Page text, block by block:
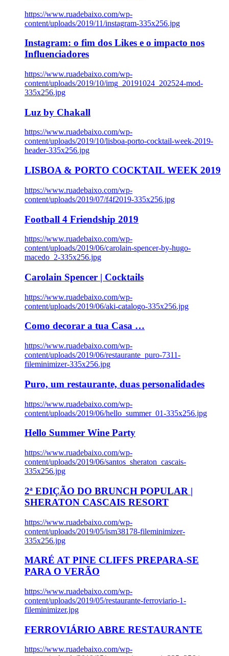
https://www.ruadebaixo.com/wp-
content/uploads/2019/11/instagram-335x256.jpg
Instagram: o fim dos Likes e o impacto nos
Influenciadores
https://www.ruadebaixo.com/wp-
content/uploads/2019/10/img_20191024_202524-mod-
335x256.jpg
Luz by Chakall
https://www.ruadebaixo.com/wp-
content/uploads/2019/10/lisboa-porto-cocktail-week-2019-
header-335x256.jpg
LISBOA & PORTO COCKTAIL WEEK 2019
https://www.ruadebaixo.com/wp-
content/uploads/2019/07/f4f2019-335x256.jpg
Football 4 Friendship 2019
https://www.ruadebaixo.com/wp-
content/uploads/2019/06/carolain-spencer-by-hugo-
macedo_2-335x256.jpg
Carolain Spencer | Cocktails
https://www.ruadebaixo.com/wp-
content/uploads/2019/06/aki-catalogo-335x256.jpg
Como decorar a tua Casa …
https://www.ruadebaixo.com/wp-
content/uploads/2019/06/restaurante_puro-7311-
fileminimizer-335x256.jpg
Puro, um restaurante, duas personalidades
https://www.ruadebaixo.com/wp-
content/uploads/2019/06/hello_summer_01-335x256.jpg
Hello Summer Wine Party
https://www.ruadebaixo.com/wp-
content/uploads/2019/06/santos_sheraton_cascais-
335x256.jpg
2ª EDIÇÃO DO BRUNCH POPULAR |
SHERATON CASCAIS RESORT
https://www.ruadebaixo.com/wp-
content/uploads/2019/05/ism38178-fileminimizer-
335x256.jpg
MARÉ AT PINE CLIFFS PREPARA-SE
PARA O VERÃO
https://www.ruadebaixo.com/wp-
content/uploads/2019/05/restaurante-ferroviario-1-
fileminimizer.jpg
FERROVIÁRIO ABRE RESTAURANTE
https://www.ruadebaixo.com/wp-